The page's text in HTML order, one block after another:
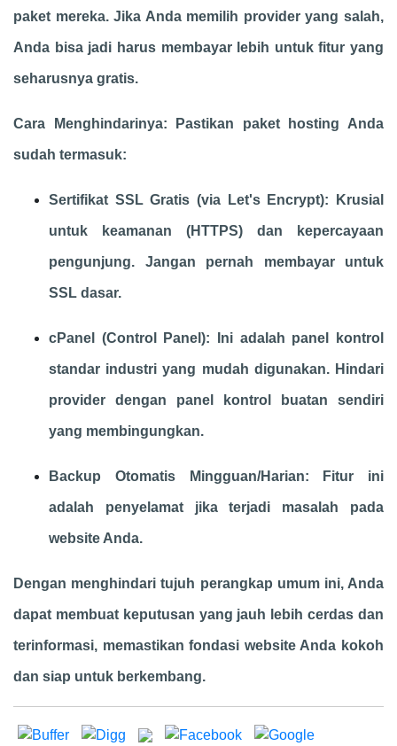
paket mereka. Jika Anda memilih provider yang salah,
Anda bisa jadi harus membayar lebih untuk fitur yang
seharusnya gratis.
Cara Menghindarinya: Pastikan paket hosting Anda
sudah termasuk:
Sertifikat SSL Gratis (via Let's Encrypt): Krusial
untuk keamanan (HTTPS) dan kepercayaan
pengunjung. Jangan pernah membayar untuk
SSL dasar.
cPanel (Control Panel): Ini adalah panel kontrol
standar industri yang mudah digunakan. Hindari
provider dengan panel kontrol buatan sendiri
yang membingungkan.
Backup Otomatis Mingguan/Harian: Fitur ini
adalah penyelamat jika terjadi masalah pada
website Anda.
Dengan menghindari tujuh perangkap umum ini, Anda
dapat membuat keputusan yang jauh lebih cerdas dan
terinformasi, memastikan fondasi website Anda kokoh
dan siap untuk berkembang.